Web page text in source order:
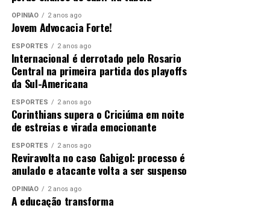
Entregue:
Iluminação e pista do autódromo;
Arena Show para 100 mil pessoas;
3 pistas do Skate park;
Pista do Kartódromo;
Estacionamento para 15 mil veículos;
1º Etapa da pista de motocross;
Cercamento;
Bloco administrativo;
Bloco de serviços;
OPINIÃO 2 anos ago
Jovem Advocacia Forte!
ESPORTES 2 anos ago
Internacional é derrotado pelo Rosario
Central na primeira partida dos playoffs
da Sul-Americana
ESPORTES 2 anos ago
Corinthians supera o Criciúma em noite
de estreias e virada emocionante
ESPORTES 2 anos ago
Reviravolta no caso Gabigol: processo é
anulado e atacante volta a ser suspenso
OPINIÃO 2 anos ago
A educação transforma